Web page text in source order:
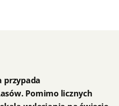
przypada
Pomimo licznych